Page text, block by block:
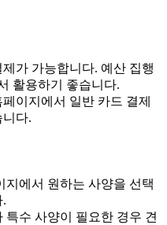
가 가능합니다. 예산 집행
활용하기 좋습니다.
페이지에서 일반 카드 결제
다.
지에서 원하는 사양을 선택
.
특수 사양이 필요한 경우 견